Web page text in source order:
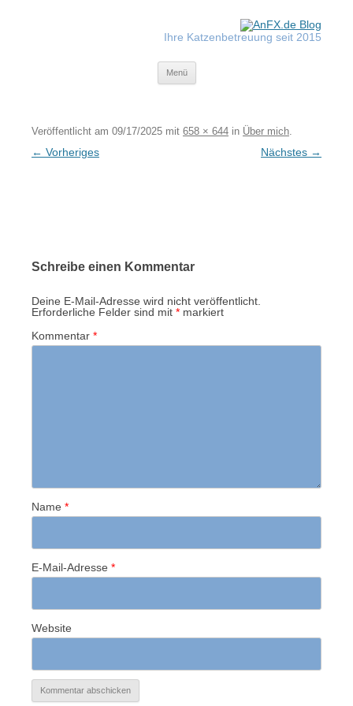
Ihre Katzenbetreuung seit 2015
Menü
Veröffentlicht am 09/17/2025 mit 658 × 644 in Über mich.
← Vorheriges Nächstes →
Schreibe einen Kommentar
Deine E-Mail-Adresse wird nicht veröffentlicht.
Erforderliche Felder sind mit * markiert
Kommentar *
Name *
E-Mail-Adresse *
Website